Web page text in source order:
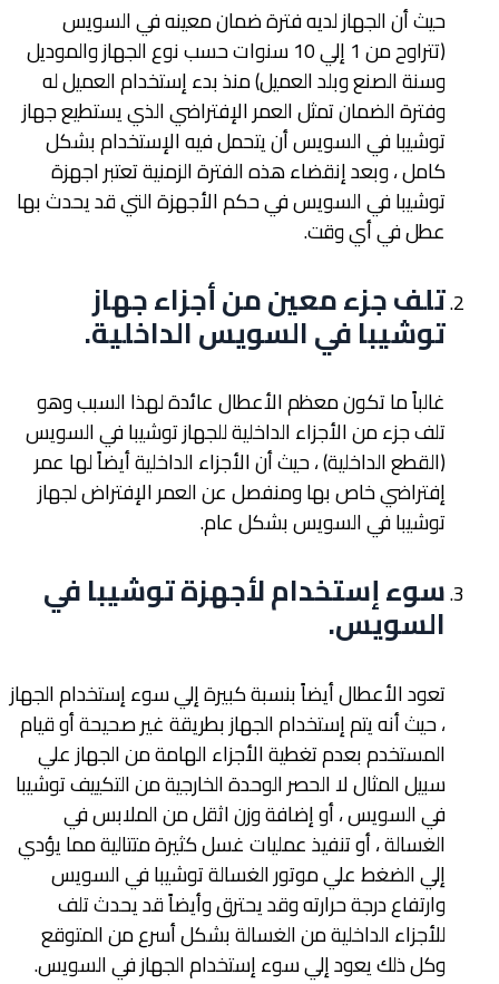
حيث أن الجهاز لديه فترة ضمان معينه في السويس
(تتراوح من 1 إلي 10 سنوات حسب نوع الجهاز والموديل
وسنة الصنع وبلد العميل) منذ بدء إستخدام العميل له
وفترة الضمان تمثل العمر الإفتراضي الذي يستطيع جهاز
توشيبا في السويس أن يتحمل فيه الإستخدام بشكل
كامل ، وبعد إنقضاء هذه الفترة الزمنية تعتبر اجهزة
توشيبا في السويس في حكم الأجهزة التي قد يحدث بها
عطل في أي وقت.
تلف جزء معين من أجزاء جهاز
توشيبا في السويس الداخلية.
غالباً ما تكون معظم الأعطال عائدة لهذا السبب وهو
تلف جزء من الأجزاء الداخلية للجهاز توشيبا في السويس
(القطع الداخلية) ، حيث أن الأجزاء الداخلية أيضاً لها عمر
إفتراضي خاص بها ومنفصل عن العمر الإفتراض لجهاز
توشيبا في السويس بشكل عام.
سوء إستخدام لأجهزة توشيبا في
السويس.
تعود الأعطال أيضاً بنسبة كبيرة إلي سوء إستخدام الجهاز
، حيث أنه يتم إستخدام الجهاز بطريقة غير صحيحة أو قيام
المستخدم بعدم تغطية الأجزاء الهامة من الجهاز علي
سبيل المثال لا الحصر الوحدة الخارجية من التكييف توشيبا
في السويس ، أو إضافة وزن اثقل من الملابس في
الغسالة ، أو تنفيذ عمليات غسل كثيرة متتالية مما يؤدي
إلي الضغط علي موتور الغسالة توشيبا في السويس
وارتفاع درجة حرارته وقد يحترق وأيضاً قد يحدث تلف
للأجزاء الداخلية من الغسالة بشكل أسرع من المتوقع
وكل ذلك يعود إلي سوء إستخدام الجهاز في السويس.